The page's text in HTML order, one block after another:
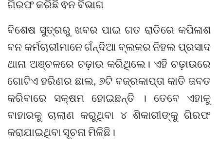
ଗିରଫ କରିଛି ଵନ ବିଭାଗ
ବିଶେଷ ସୁତ୍ରରୁ ଖବର ପାଇ ଗତ ରାତିରେ କପିଳାଶ
ବନ କର୍ମଚାରୀମାନେ ଗଁନ୍ଦିଆ ବ୍ଲକର ନିହଲ ପ୍ରସାଦ
ଥାନା ଅଞ୍ଚଳରେ ଚଢ଼ାଉ କରିଥିଲେ। ଏହି ଚଢ଼ାଉରେ
ଗୋଟିଏ ହରିଣର ଛାଲ, ୭ଟି ବଜ୍ରକାପ୍ତା କାତି ଜବତ
କରିବାରେ ସକ୍ଷମ ହୋଇଛନ୍ତି । ତେବେ ଏହାକୁ
ବାହାରକୁ ଚାଲାଣ କରୁଥିବା ୪ ଶିକାରୀଙ୍କୁ ଗିରଫ
କରାଯାଇଥିବା ସୂଚନା ମିଳିଛି।